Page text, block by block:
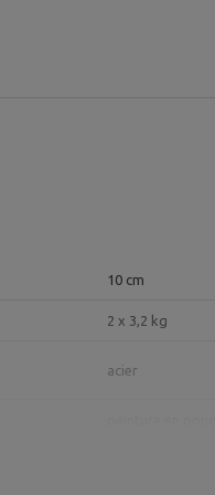
10 cm
2 x 3,2 kg
acier